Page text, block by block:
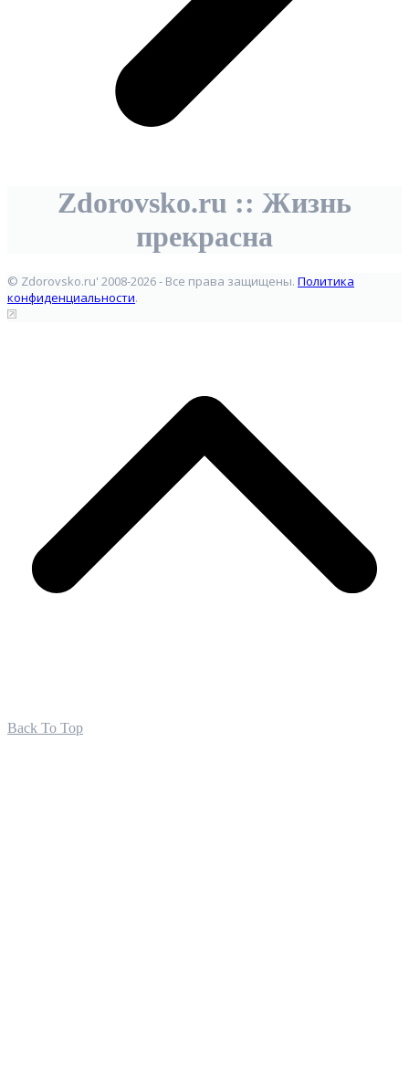
Zdorovsko.ru :: Жизнь
прекрасна
© Zdorovsko.ru' 2008-2026 - Все права защищены. Политика
конфиденциальности.
Back To Top